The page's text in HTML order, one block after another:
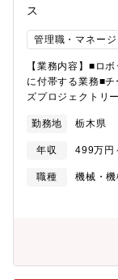
ス
管理職・マネー
【業務内容】■ロ
に付帯する業務■
ズプロジェクトリ
勤務地
栃木県
年収 499万円
職種
機械・